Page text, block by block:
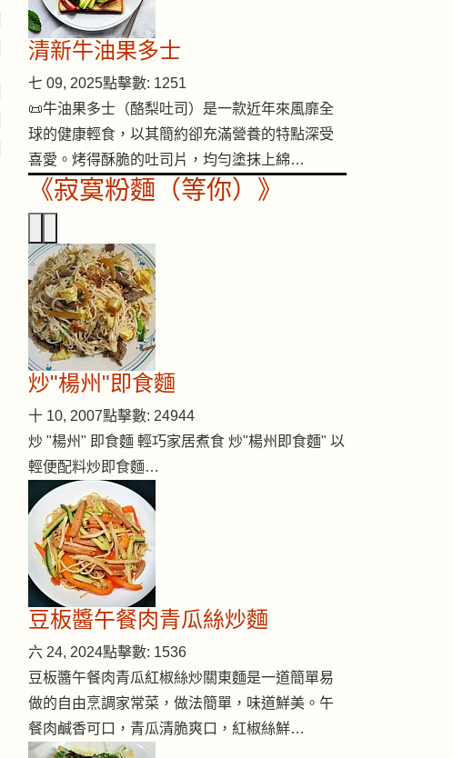
清新牛油果多士
七 09, 2025點擊數: 1251
📜牛油果多士（酪梨吐司）是一款近年來風靡全
球的健康輕食，以其簡約卻充滿營養的特點深受
喜愛。烤得酥脆的吐司片，均勻塗抹上綿…
《寂寞粉麵（等你）》
炒"楊州"即食麵
十 10, 2007點擊數: 24944
炒 "楊州" 即食麵 輕巧家居煮食 炒"楊州即食麵" 以
輕便配料炒即食麵…
豆板醬午餐肉青瓜絲炒麵
六 24, 2024點擊數: 1536
豆板醬午餐肉青瓜紅椒絲炒關東麵是一道簡單易
做的自由烹調家常菜，做法簡單，味道鮮美。午
餐肉鹹香可口，青瓜清脆爽口，紅椒絲鮮…